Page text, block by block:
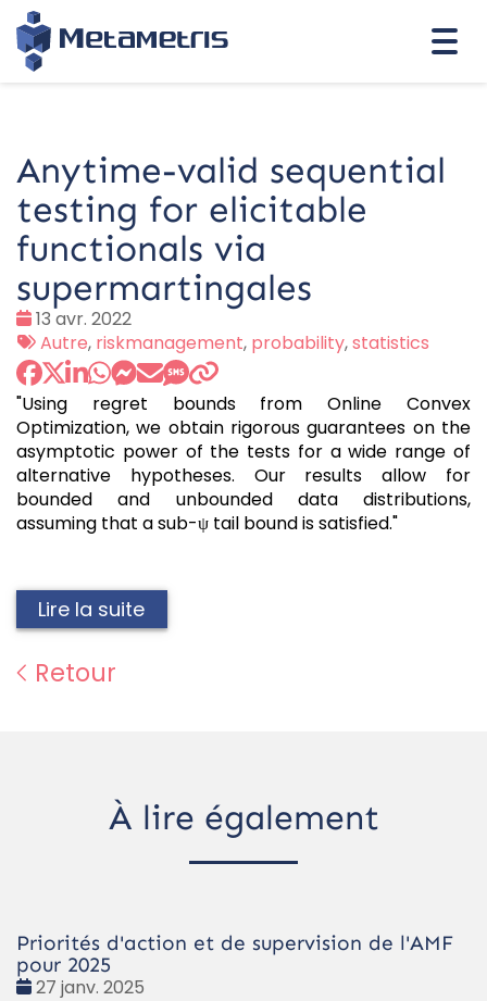
Anytime-valid sequential
testing for elicitable
functionals via
supermartingales
Date
:
13 avr. 2022
Tags
:
Autre, riskmanagement, probability,statistics
"Using regret bounds from Online Convex
Optimization, we obtain rigorous guarantees on the
asymptotic power of the tests for a wide range of
alternative hypotheses. Our results allow for
bounded and unbounded data distributions,
assuming that a sub-ψ tail bound is satisfied."
Lire la suite
Retour
À lire également
Priorités d'action et de supervision de l'AMF
pour 2025
Date
27 janv. 2025